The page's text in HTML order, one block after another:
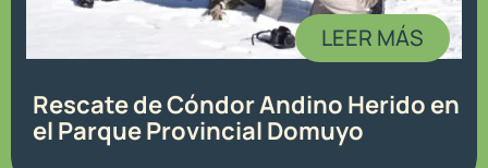
LEER MÁS
Rescate de Cóndor Andino Herido en
el Parque Provincial Domuyo